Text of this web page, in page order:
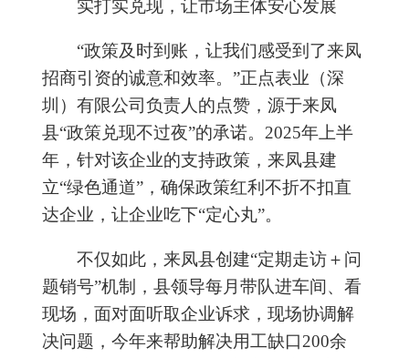
实打实兑现 ，让市场主体安心发展
“政策及时到账，让我们感受到了来凤
招商引资的诚意和效率。 ”正点表业（深
圳）有限公司负责人的点赞，源于来凤
县“政策兑现不过夜”的承诺。2025年上半
年 ， 针对该企业的支持政策 ， 来凤县建
立“绿色通道” ，确保政策红利不折不扣直
达企业 ， 让企业吃下“定心丸”。
不仅如此，来凤县创 建“定期走访＋问
题销号”机制 ，县领导每月 带队进车间、看
现场，面对面听取企业诉求， 现场协调解
决问题， 今年来帮助解决用工缺口200余